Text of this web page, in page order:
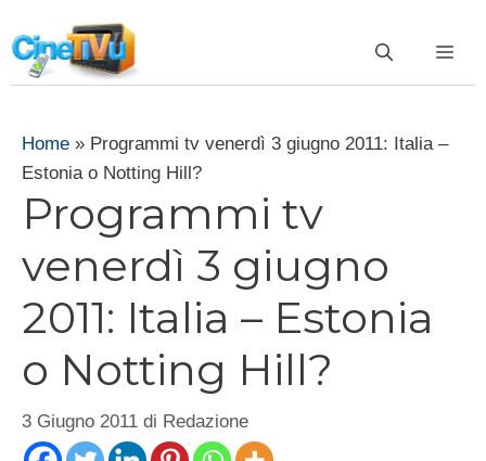
al
contenuto
Home » Programmi tv venerdì 3 giugno 2011: Italia –
Estonia o Notting Hill?
Programmi tv
venerdì 3 giugno
2011: Italia – Estonia
o Notting Hill?
3 Giugno 2011 di Redazione